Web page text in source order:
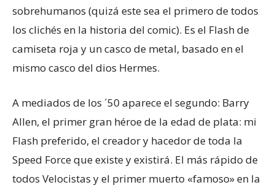
sobrehumanos (quizá este sea el primero de todos
los clichés en la historia del comic). Es el Flash de
camiseta roja y un casco de metal, basado en el
mismo casco del dios Hermes.
A mediados de los ´50 aparece el segundo: Barry
Allen, el primer gran héroe de la edad de plata: mi
Flash preferido, el creador y hacedor de toda la
Speed Force que existe y existirá. El más rápido de
todos Velocistas y el primer muerto «famoso» en la